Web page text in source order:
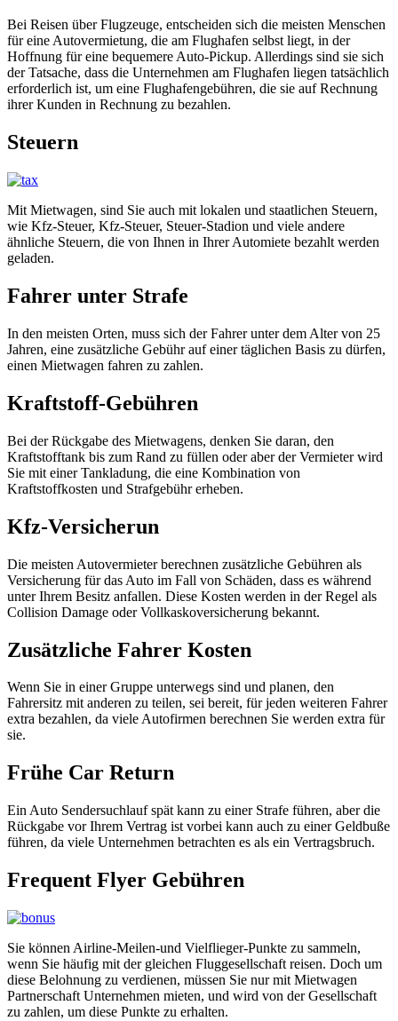
Bei Reisen über Flugzeuge, entscheiden sich die meisten Menschen
für eine Autovermietung, die am Flughafen selbst liegt, in der
Hoffnung für eine bequemere Auto-Pickup. Allerdings sind sie sich
der Tatsache, dass die Unternehmen am Flughafen liegen tatsächlich
erforderlich ist, um eine Flughafengebühren, die sie auf Rechnung
ihrer Kunden in Rechnung zu bezahlen.
Steuern
Mit Mietwagen, sind Sie auch mit lokalen und staatlichen Steuern,
wie Kfz-Steuer, Kfz-Steuer, Steuer-Stadion und viele andere
ähnliche Steuern, die von Ihnen in Ihrer Automiete bezahlt werden
geladen.
Fahrer unter Strafe
In den meisten Orten, muss sich der Fahrer unter dem Alter von 25
Jahren, eine zusätzliche Gebühr auf einer täglichen Basis zu dürfen,
einen Mietwagen fahren zu zahlen.
Kraftstoff-Gebühren
Bei der Rückgabe des Mietwagens, denken Sie daran, den
Kraftstofftank bis zum Rand zu füllen oder aber der Vermieter wird
Sie mit einer Tankladung, die eine Kombination von
Kraftstoffkosten und Strafgebühr erheben.
Kfz-Versicherun
Die meisten Autovermieter berechnen zusätzliche Gebühren als
Versicherung für das Auto im Fall von Schäden, dass es während
unter Ihrem Besitz anfallen. Diese Kosten werden in der Regel als
Collision Damage oder Vollkaskoversicherung bekannt.
Zusätzliche Fahrer Kosten
Wenn Sie in einer Gruppe unterwegs sind und planen, den
Fahrersitz mit anderen zu teilen, sei bereit, für jeden weiteren Fahrer
extra bezahlen, da viele Autofirmen berechnen Sie werden extra für
sie.
Frühe Car Return
Ein Auto Sendersuchlauf spät kann zu einer Strafe führen, aber die
Rückgabe vor Ihrem Vertrag ist vorbei kann auch zu einer Geldbuße
führen, da viele Unternehmen betrachten es als ein Vertragsbruch.
Frequent Flyer Gebühren
Sie können Airline-Meilen-und Vielflieger-Punkte zu sammeln,
wenn Sie häufig mit der gleichen Fluggesellschaft reisen. Doch um
diese Belohnung zu verdienen, müssen Sie nur mit Mietwagen
Partnerschaft Unternehmen mieten, und wird von der Gesellschaft
zu zahlen, um diese Punkte zu erhalten.